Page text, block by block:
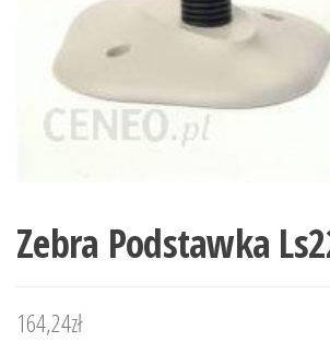
Zebra Podstawka
164,24zł